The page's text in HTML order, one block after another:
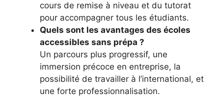
cours de remise à niveau et du tutorat
pour accompagner tous les étudiants.
Quels sont les avantages des écoles
accessibles sans prépa ?
Un parcours plus progressif, une
immersion précoce en entreprise, la
possibilité de travailler à l’international, et
une forte professionnalisation.